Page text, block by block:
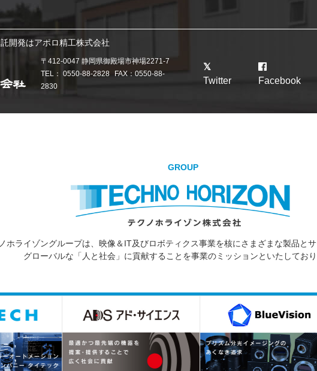
開発はアポロ精工株式会社
〒412-0047 静岡県御殿場市神場2271-7
TEL： 0550-88-2828
FAX：0550-88-
2830
Twitter Facebook
GROUP
ホライゾングループは、映像＆IT及びロボティクス事業を核にさまざまな製品とサ
グローバルな「人と社会」に貢献することを事業のミッションといたしており